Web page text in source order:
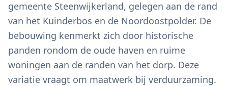
gemeente Steenwijkerland, gelegen aan de rand
van het Kuinderbos en de Noordoostpolder. De
bebouwing kenmerkt zich door historische
panden rondom de oude haven en ruime
woningen aan de randen van het dorp. Deze
variatie vraagt om maatwerk bij verduurzaming.